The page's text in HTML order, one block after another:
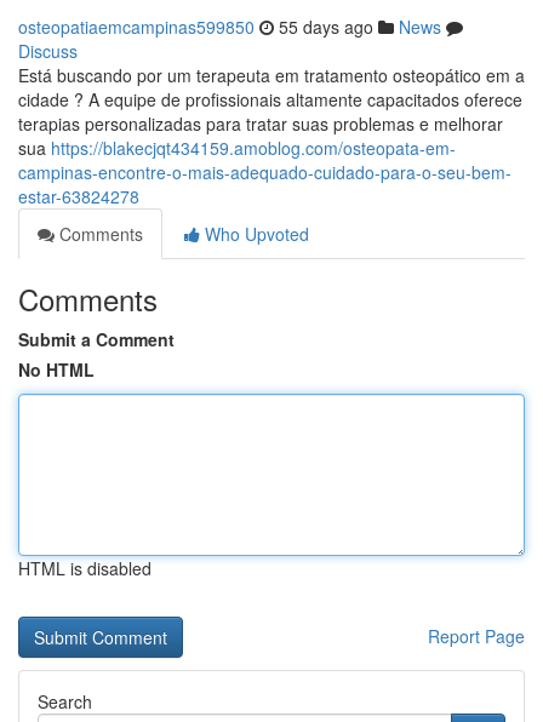
osteopatiaemcampinas599850 55 days ago
News
Discuss
Está buscando por um terapeuta em tratamento osteopático em a
cidade ? A equipe de profissionais altamente capacitados oferece
terapias personalizadas para tratar suas problemas e melhorar
sua https://blakecjqt434159.amoblog.com/osteopata-em-
campinas-encontre-o-mais-adequado-cuidado-para-o-seu-bem-
estar-63824278
Comments
Who Upvoted
Comments
Submit a Comment
No HTML
HTML is disabled
Report Page
Search